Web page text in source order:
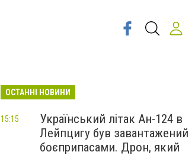
ОСТАННІ НОВИНИ
Український літак Ан-124 в
Лейпцигу був завантажений
боєприпасами. Дрон, який
15:15